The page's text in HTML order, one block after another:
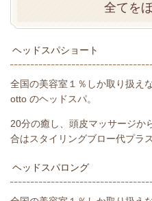
全てを
ヘッドスパショート
全国の美容室１％しか取り扱え
otto のヘッドスパ。
20分の癒し、頭皮マッサージか
合はスタイリングブロー代プラ
ヘッドスパロング